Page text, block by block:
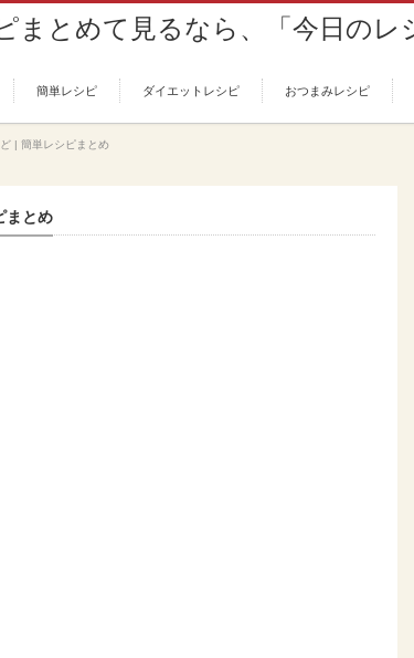
簡単レシピ ダイエットレシピ おつまみレシピ
| 簡単レシピまとめ
まとめ